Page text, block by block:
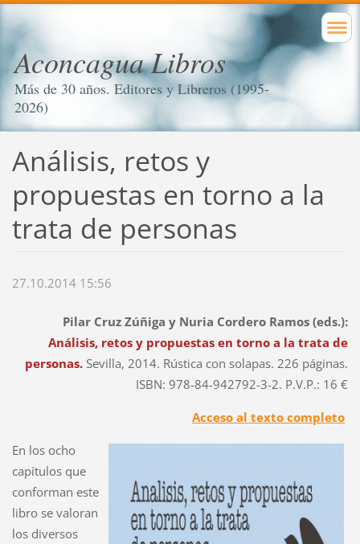
Aconcagua Libros
Más de 30 años. Editores y Libreros (1995-
2026)
Análisis, retos y
propuestas en torno a la
trata de personas
27.10.2014 15:56
Pilar Cruz Zúñiga y Nuria Cordero Ramos (eds.):
Análisis, retos y propuestas en torno a la trata de
personas. Sevilla, 2014. Rústica con solapas. 226 páginas.
ISBN: 978-84-942792-3-2. P.V.P.: 16 €
Acceso al texto completo
En los ocho
capítulos que
conforman este
libro se valoran
los diversos